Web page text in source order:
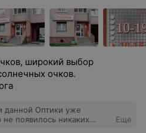
широкий выбор
очков.
данной Оптики уже
появилось никаких
Еще